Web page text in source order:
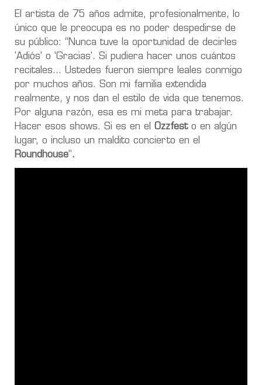
El artista de 75 años admite, profesionalmente, lo
único que le preocupa es no poder despedirse de
su público: “Nunca tuve la oportunidad de decirles
'Adiós' o ‘Gracias'. Si pudiera hacer unos cuántos
recitales... Ustedes fueron siempre leales conmigo
por muchos años. Son mi familia extendida
realmente, y nos dan el estilo de vida que tenemos.
Por alguna razón, esa es mi meta para trabajar.
Hacer esos shows. Si es en el Ozzfesto en algún
lugar, o incluso un maldito concierto en el
Roundhouse”.